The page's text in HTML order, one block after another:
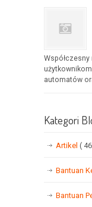
automatów
Kategori
Artikel (
Bantuan
Bantuan